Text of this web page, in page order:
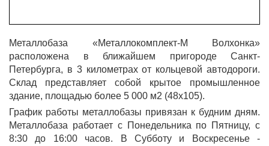
Металлобаза «Металлокомплект-М Волхонка»
расположена в ближайшем пригороде Санкт-
Петербурга, в 3 километрах от кольцевой автодороги.
Склад представляет собой крытое промышленное
здание, площадью более 5 000 м2 (48х105).
График работы металлобазы привязан к будним дням.
Металлобаза работает с Понедельника по Пятницу, с
8:30 до 16:00 часов. В Субботу и Воскресенье -